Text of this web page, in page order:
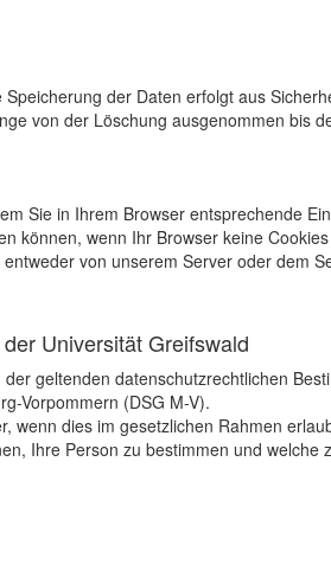
der Daten erfolgt aus
von der Löschung ausgenommen bis
Sie in Ihrem Browser entsprechende
können, wenn Ihr Browser keine
von unserem Server oder dem
Universität Greifswald
geltenden datenschutzrechtlichen
Vorpommern (DSG M-V).
dies im gesetzlichen Rahmen
Ihre Person zu bestimmen und welche